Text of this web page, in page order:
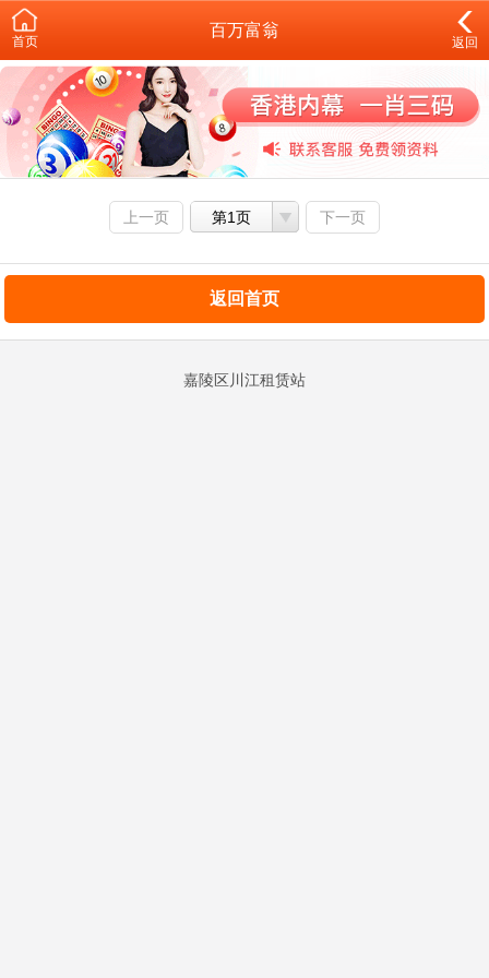
首页
百万富翁
返回
上一页 第1页 下一页
返回首页
嘉陵区川江租赁站